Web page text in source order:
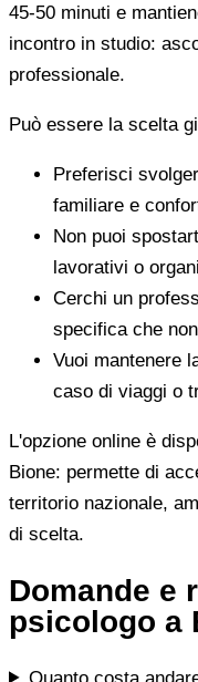
45-50 minuti e
incontro in studio:
professionale.
Può essere la scelta
Preferisci
familiare e
Non puoi
lavorativi o
Cerchi un
specifica che
Vuoi mantenere
caso di viaggi o
L'opzione online è
Bione: permette di
territorio nazionale,
di scelta.
Domande e
psicologo a
Quanto costa